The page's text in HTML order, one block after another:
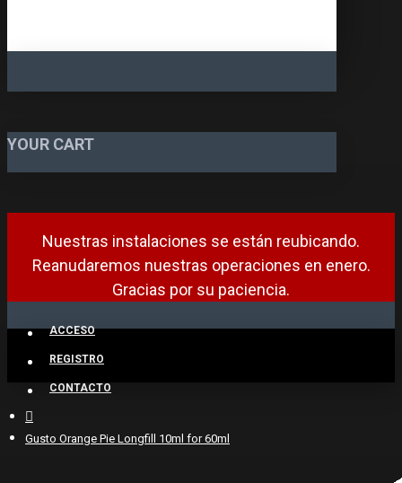
YOUR CART
Nuestras instalaciones se están reubicando.
Reanudaremos nuestras operaciones en enero.
Gracias por su paciencia.
ACCESO
REGISTRO
CONTACTO
Gusto Orange Pie Longfill 10ml for 60ml